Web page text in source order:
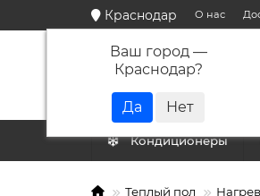
Краснодар
Ваш город —
Краснодар?
О нас
КАТАЛОГ
Кондиционеры
Теплый пол